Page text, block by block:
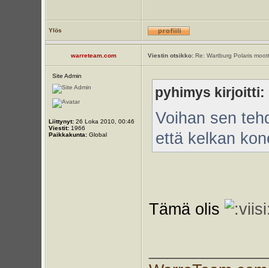
Ylös
warreteam.com Viestin otsikko:Re: Wartburg Polaris
Site Admin
Liittynyt:26 Loka 2010, 00:46
Viestit:1966
Paikkakunta:Global
pyhimys kirjoitti:
Voihan sen
että kelkan
Tämä olis